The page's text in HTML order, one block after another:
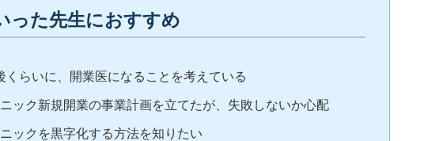
った先生におすすめ
くらいに、開業医になることを考えている
ック新規開業の事業計画を立てたが、失敗しないか心配
ックを黒字化する方法を知りたい